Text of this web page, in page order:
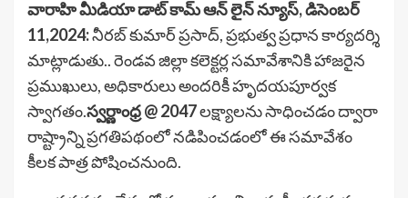
వారాహి మీడియా డాట్ కామ్ ఆన్ లైన్ న్యూస్, డిసెంబర్
11,2024:నీరబ్ కుమార్ ప్రసాద్, ప్రభుత్వ ప్రధాన కార్యదర్శి
మాట్లాడుతు.. రెండవ జిల్లా కలెక్టర్ల సమావేశానికి హాజరైన
ప్రముఖులు, అధికారులు అందరికీ హృదయపూర్వక
స్వాగతం.స్వర్ణాంధ్ర @ 2047లక్ష్యాలను సాధించడం ద్వారా
రాష్ట్రాన్ని ప్రగతిపథంలో నడిపించడంలో ఈ సమావేశం
కీలక పాత్ర పోషించనుంది.